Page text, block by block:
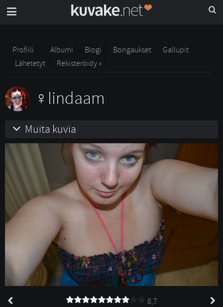
Profiili Albumi Blogi Bongaukset
Gallupit
Lähetetyt
Rekisteröidy »
lindaam
Muita kuvia
8,7